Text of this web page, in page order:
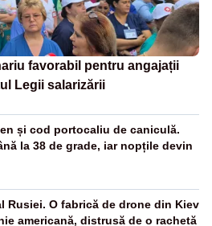
favorabil pentru angajații
Legii salarizării
și cod portocaliu de caniculă.
la 38 de grade, iar nopțile devin
Rusiei. O fabrică de drone din Kiev
americană, distrusă de o rachetă